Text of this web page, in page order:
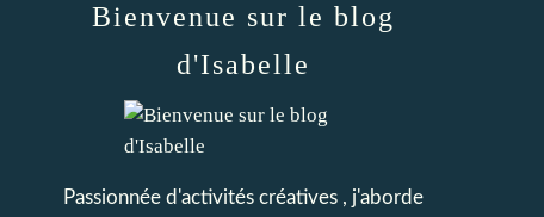
Bienvenue sur le blog
d'Isabelle
Passionnée d'activités créatives , j'aborde